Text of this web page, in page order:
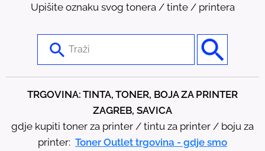
Upišite oznaku svog tonera / tinte / printera
t
TRGOVINA: TINTA, TONER, BOJA ZA PRINTER
ZAGREB, SAVICA
gdje kupiti toner za printer / tintu za printer / boju za
printer: Toner Outlet trgovina - gdje smo